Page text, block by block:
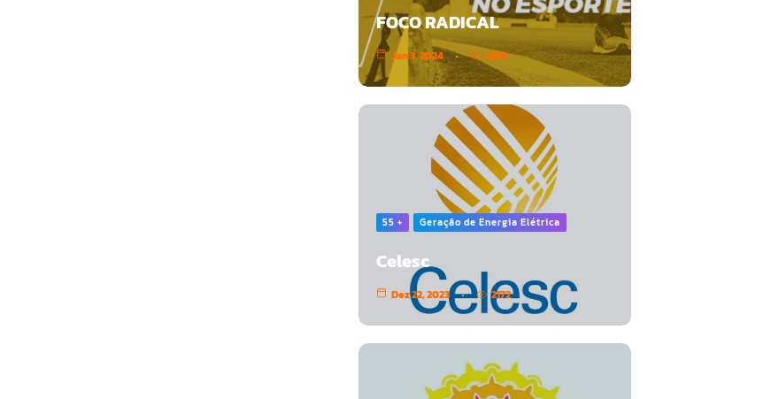
FOCO RADICAL
Jan 3, 2024 2250
55 + Geração de Energia Elétrica
Celesc
Dez 22, 2023 2172